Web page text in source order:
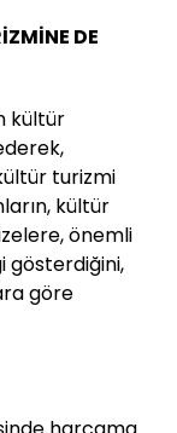
DE
kültür
turizmi
kültür
önemli
gösterdiğini,
göre